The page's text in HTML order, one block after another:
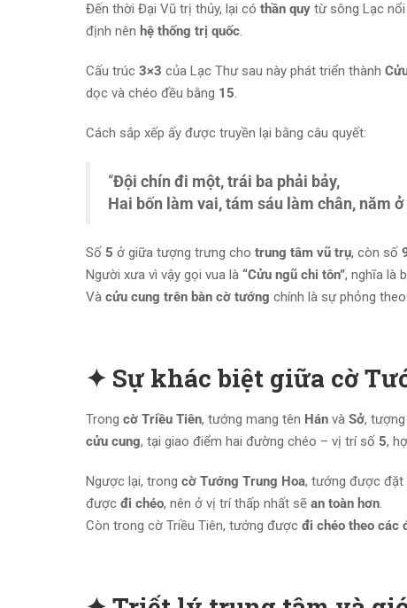
Đến thời Đại Vũ trị thủy, lại có thần quy từ sông Lạc nổi
định nên hệ thống trị quốc.
Cấu trúc 3×3 của Lạc Thư sau này phát triển thành
dọc và chéo đều bằng 15.
Cách sắp xếp ấy được truyền lại bằng câu quyết:
“Đội chín đi một, trái ba phải bảy,
Hai bốn làm vai, tám sáu làm chân, năm
Số 5 ở giữa tượng trưng cho trung tâm vũ trụ, còn số
Người xưa vì vậy gọi vua là “Cửu ngũ chi tôn”, nghĩa là
Và cửu cung trên bàn cờ tướng chính là sự phỏng
✦ Sự khác biệt giữa cờ
Trong cờ Triều Tiên, tướng mang tên Hán và Sở,
cửu cung, tại giao điểm hai đường chéo – vị trí số 5,
Ngược lại, trong cờ Tướng Trung Hoa, tướng được đặt
được đi chéo, nên ở vị trí thấp nhất sẽ an toàn hơn.
Còn trong cờ Triều Tiên, tướng được đi chéo theo các